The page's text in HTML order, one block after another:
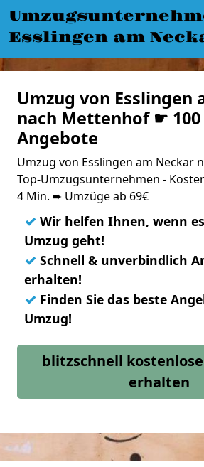
Esslingen am
Umzug von Esslingen
nach Mettenhof ☛ 100
Angebote
Umzug von Esslingen am Neckar
Top-Umzugsunternehmen -
4 Min. ➨ Umzüge ab 69€
✓ Wir helfen Ihnen, wenn
Umzug geht!
✓ Schnell & unverbindlich
erhalten!
✓ Finden Sie das beste
Umzug!
blitzschnell
erhalten